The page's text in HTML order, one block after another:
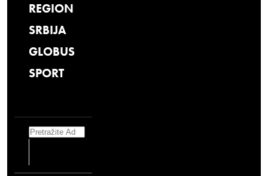
REGION
SRBIJA
GLOBUS
SPORT
Search